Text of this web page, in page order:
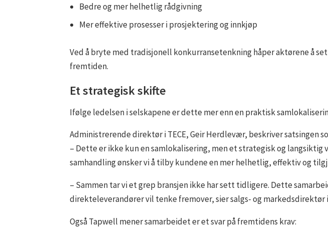
Bedre og mer helhetlig rådgivning
Mer effektive prosesser i prosjektering og innkjøp
Ved å bryte med tradisjonell konkurransetenkning håper aktørene å
fremtiden.
Et strategisk skifte
Ifølge ledelsen i selskapene er dette mer enn en praktisk
Administrerende direktør i TECE, Geir Herdlevær, beskriver satsingen
– Dette er ikke kun en samlokalisering, men et strategisk og
samhandling ønsker vi å tilby kundene en mer helhetlig, effektiv og
– Sammen tar vi et grep bransjen ikke har sett tidligere. Dette
direkteleverandører vil tenke fremover, sier salgs- og markedsdirektør
Også Tapwell mener samarbeidet er et svar på fremtidens krav: